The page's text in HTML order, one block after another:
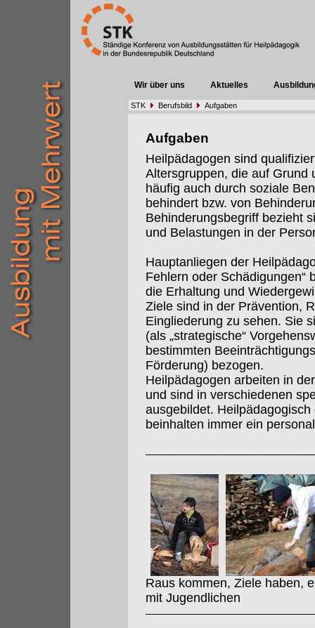
Wir über uns Aktuelles
STK Berufsbild Aufgaben
Aufgaben
Heilpädagogen sind
Altersgruppen, die auf Grund
häufig auch durch soziale
behindert bzw. von
Behinderungsbegriff bezieht
und Belastungen in der
Hauptanliegen der
Fehlern oder Schädigungen“
die Erhaltung und
Ziele sind in der Prävention,
Eingliederung zu sehen. Sie
(als „strategische“
bestimmten
Förderung) bezogen.
Heilpädagogen arbeiten in
und sind in verschiedenen
ausgebildet.
beinhalten immer ein
Raus kommen, Ziele haben,
mit Jugendlichen